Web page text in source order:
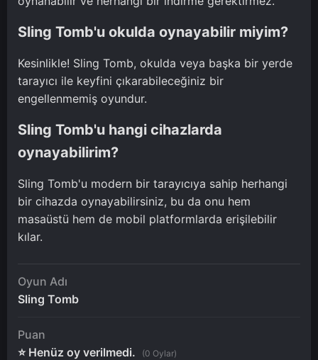
Sling Tomb'u okulda oynayabilir miyim?
Kesinlikle! Sling Tomb, okulda veya başka bir yerde
tarayıcı ile keyfini çıkarabileceğiniz bir
engellenmemiş oyundur.
Sling Tomb'u hangi cihazlarda
oynayabilirim?
Sling Tomb'u modern bir tarayıcıya sahip herhangi
bir cihazda oynayabilirsiniz, bu da onu hem
masaüstü hem de mobil platformlarda erişilebilir
kılar.
Oyun Adı
Sling Tomb
Puan
⭐ Henüz oy verilmedi.
(0 Oylar)